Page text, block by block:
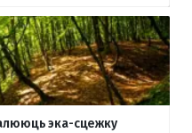
эка-сцежку